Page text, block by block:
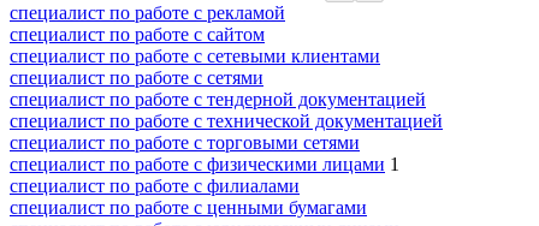
специалист по работе с рекламой
специалист по работе с сайтом
специалист по работе с сетевыми клиентами
специалист по работе с сетями
специалист по работе с тендерной документацией
специалист по работе с технической документацией
специалист по работе с торговыми сетями
специалист по работе с физическими лицами 1
специалист по работе с филиалами
специалист по работе с ценными бумагами